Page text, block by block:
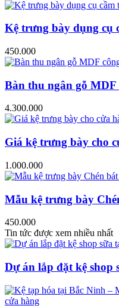
Kệ trưng bày dụng cụ
450.000
Bàn thu ngân gỗ MDF
4.300.000
Giá kệ trưng bày cho
1.000.000
Mẫu kệ trưng bày
450.000
Tin tức được xem nhiều nhất
Dự án lắp đặt kệ shop